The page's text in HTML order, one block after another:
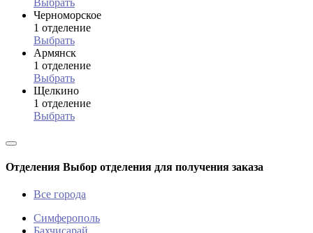
Черноморское
1 отделение
Выбрать
Армянск
1 отделение
Выбрать
Щелкино
1 отделение
Выбрать
Отделения Выбор отделения для получения заказа
Все города
Симферополь